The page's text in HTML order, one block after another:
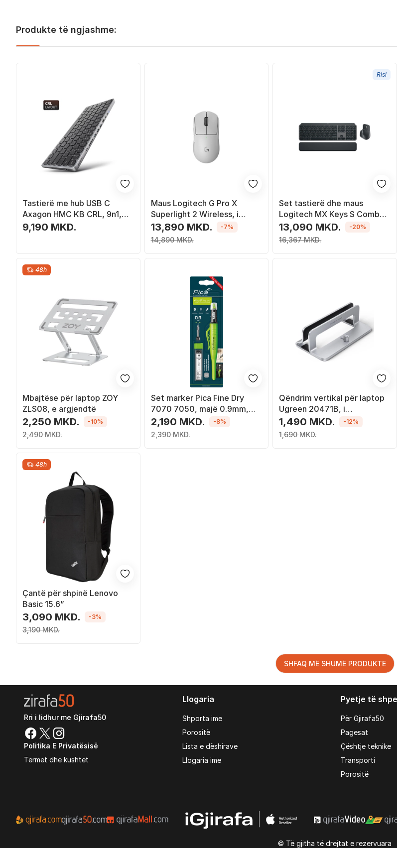
Produkte të ngjashme:
Tastierë me hub USB C
Axagon HMC KB CRL, 9n1,
0.6m, gri
9,190 MKD.
Maus Logitech G Pro X
Superlight 2 Wireless, i
bardhë
13,890 MKD.
14,890 MKD.
-7%
Risi
Set tastierë dhe maus
Logitech MX Keys S Combo
Graphite
13,090 MKD.
16,367 MKD.
-20%
48h
Mbajtëse për laptop ZOY
ZLS08, e argjendtë
2,250 MKD.
2,490 MKD.
-10%
Set marker Pica Fine Dry
7070 7050, majë 0.9mm,
jeshile dhe e zezë
2,190 MKD.
2,390 MKD.
-8%
Qëndrim vertikal për laptop
Ugreen 20471B, i
rregullueshëm, alumin,
argjendtë
1,490 MKD.
1,690 MKD.
-12%
48h
Çantë për shpinë Lenovo
Basic 15.6”
3,090 MKD.
3,190 MKD.
-3%
SHFAQ MË SHUMË PRODUKTE
Rri i lidhur me Gjirafa50
Politika E Privatësisë
Termet dhe kushtet
Llogaria
Shporta ime
Porositë
Lista e dëshirave
Llogaria ime
Pyetje të
Për Gjirafa50
Pagesat
Çështje teknike
Transporti
Porositë
© Të gjitha të drejtat e rezervuara